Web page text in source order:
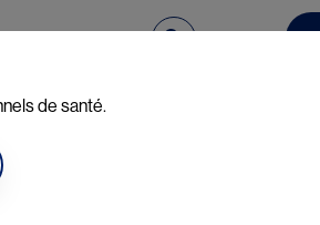
de santé.